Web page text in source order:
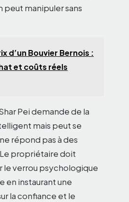
peut manipuler sans
d’un Bouvier Bernois :
et coûts réels
Pei demande de la
mais peut se
répond pas à des
propriétaire doit
le verrou psychologique
en instaurant une
la confiance et le